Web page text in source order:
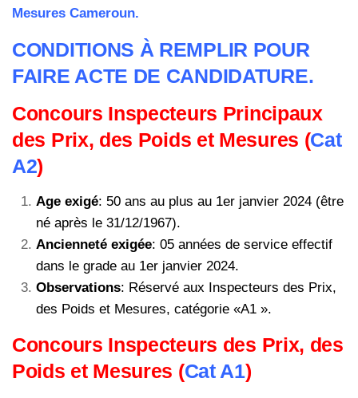
Mesures Cameroun.
CONDITIONS À REMPLIR POUR
FAIRE ACTE DE CANDIDATURE.
Concours Inspecteurs Principaux
des Prix, des Poids et Mesures (Cat
A2)
Age exigé: 50 ans au plus au 1er janvier 2024 (être
né après le 31/12/1967).
Ancienneté exigée: 05 années de service effectif
dans le grade au 1er janvier 2024.
Observations: Réservé aux Inspecteurs des Prix,
des Poids et Mesures, catégorie «A1 ».
Concours Inspecteurs des Prix, des
Poids et Mesures (Cat A1)